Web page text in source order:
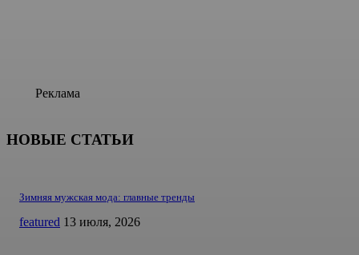
Реклама
НОВЫЕ СТАТЬИ
Зимняя мужская мода: главные тренды
featured 13 июля, 2026